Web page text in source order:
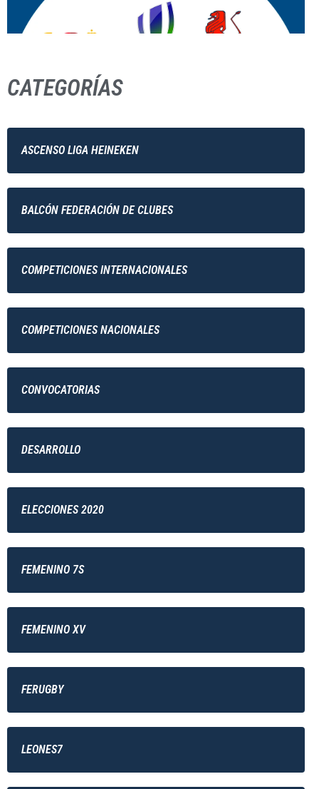
CATEGORÍAS
ASCENSO LIGA HEINEKEN
BALCÓN FEDERACIÓN DE CLUBES
COMPETICIONES INTERNACIONALES
COMPETICIONES NACIONALES
CONVOCATORIAS
DESARROLLO
ELECCIONES 2020
FEMENINO 7S
FEMENINO XV
FERUGBY
LEONES7